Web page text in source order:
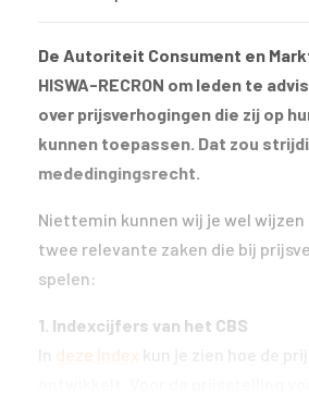
De Autoriteit Consument en
HISWA-RECRON om leden te
over prijsverhogingen die zij op
kunnen toepassen. Dat zou
mededingingsrecht.
Niettemin kunnen wij je wel wijzen
twee relevante zaken die bij
spelen:
1. Indexcijfers van het CBS
In deze index kun je zien hoe de